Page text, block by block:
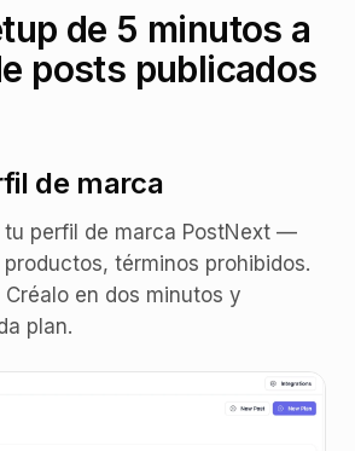
de 5 minutos a
posts publicados
de marca
tu perfil de marca PostNext —
términos prohibidos.
en dos minutos y
plan.